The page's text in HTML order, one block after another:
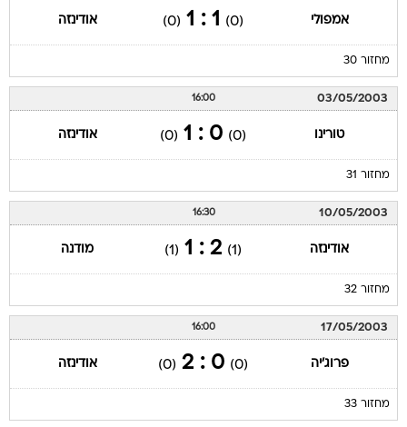
אמפולי (0)
1 : 1
(0) אודינזה
מחזור 30
03/05/2003
16:00
טורינו (0)
0 : 1
(0) אודינזה
מחזור 31
10/05/2003
16:30
אודינזה (1)
2 : 1
(1) מודנה
מחזור 32
17/05/2003
16:00
פרוג'יה (0)
0 : 2
(0) אודינזה
מחזור 33